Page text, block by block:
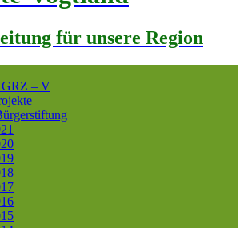
für unsere Region
GRZ – V